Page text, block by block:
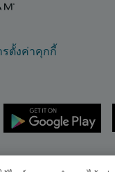
รตั้งค่าคุกกี้